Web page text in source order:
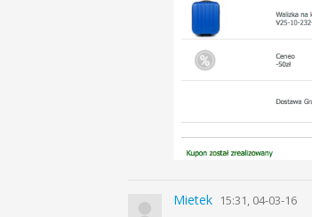
Mietek 15:31, 04-03-16